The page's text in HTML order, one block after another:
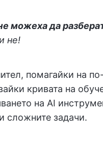
можеха да
не!
помагайки на
кривата на
на AI
сложните задачи.